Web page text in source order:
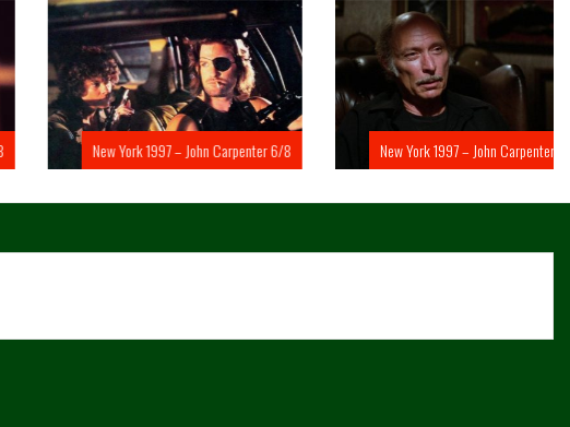
New York 1997 – John Carpenter 6/8 New York 1997 – John Carpenter 5/8